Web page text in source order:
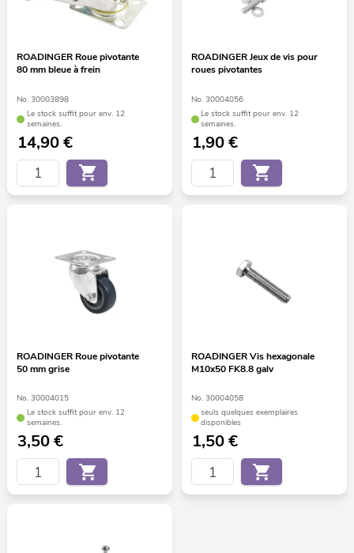
ROADINGER Roue pivotante
80 mm bleue à frein
No. 30003898
Le stock suffit pour env. 12
semaines.
14,90€
ROADINGER Jeux de vis pour
roues pivotantes
No. 30004056
Le stock suffit pour env. 12
semaines.
1,90€
ROADINGER Roue pivotante
50 mm grise
No. 30004015
Le stock suffit pour env. 12
semaines.
3,50€
ROADINGER Vis hexagonale
M10x50 FK8.8 galv
No. 30004058
seuls quelques exemplaires
disponibles
1,50€